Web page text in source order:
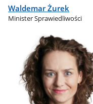
Waldemar Żurek
Minister Sprawiedliwości